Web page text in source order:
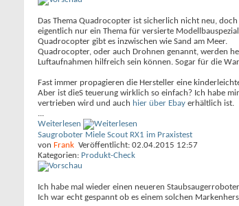
Das Thema Quadrocopter ist sicherlich nicht neu,
eigentlich nur ein Thema für versierte
Quadrocopter gibt es inzwischen wie Sand am Meer.
Quadrocopter, oder auch Drohnen genannt, werden
Luftaufnahmen hilfreich sein können. Sogar für die
Fast immer propagieren die Hersteller eine
Aber ist dieS teuerung wirklich so einfach? Ich habe
vertrieben wird und auch hier über Ebay erhältlich ist.
...
Weiterlesen
Saugroboter Miele Scout RX1 im Praxistest
von Frank Veröffentlicht: 02.04.2015 12:57
Kategorien: Produkt-Check
Ich habe mal wieder einen neueren
Ich war echt gespannt ob es einem solchen